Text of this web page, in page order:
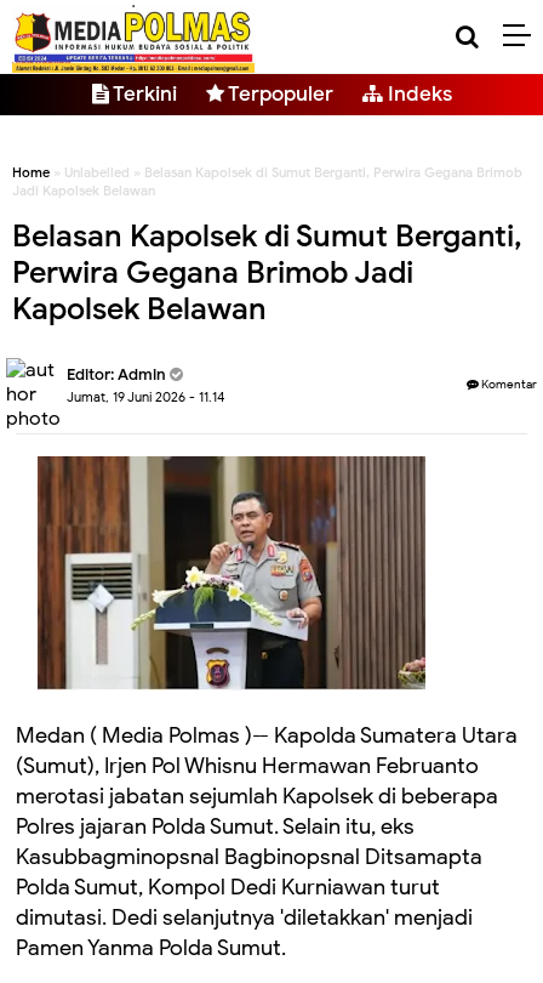
Terkini Terpopuler Indeks
Home » Unlabelled » Belasan Kapolsek di Sumut Berganti, Perwira Gegana Brimob
Jadi Kapolsek Belawan
Belasan Kapolsek di Sumut Berganti,
Perwira Gegana Brimob Jadi
Kapolsek Belawan
Editor: Admin
Jumat, 19 Juni 2026 - 11.14
Komentar
Medan ( Media Polmas )-- Kapolda Sumatera Utara
(Sumut), Irjen Pol Whisnu Hermawan Februanto
merotasi jabatan sejumlah Kapolsek di beberapa
Polres jajaran Polda Sumut. Selain itu, eks
Kasubbagminopsnal Bagbinopsnal Ditsamapta
Polda Sumut, Kompol Dedi Kurniawan turut
dimutasi. Dedi selanjutnya 'diletakkan' menjadi
Pamen Yanma Polda Sumut.